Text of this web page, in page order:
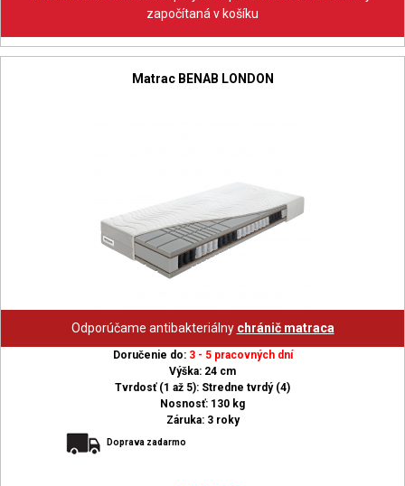
započítaná v košíku
Matrac BENAB LONDON
Odporúčame antibakteriálny chránič matraca
Doručenie do: 3 - 5 pracovných dní
Výška: 24 cm
Tvrdosť (1 až 5): Stredne tvrdý (4)
Nosnosť: 130 kg
Záruka: 3 roky
Doprava zadarmo